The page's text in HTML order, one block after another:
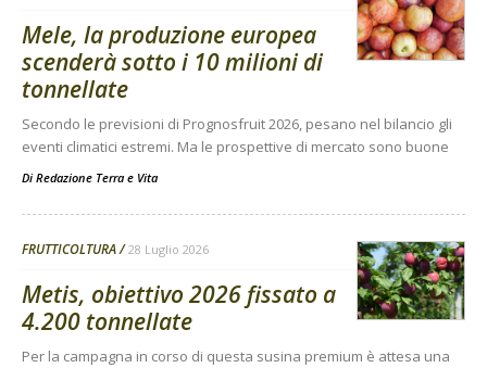
Mele, la produzione europea
scenderà sotto i 10 milioni di
tonnellate
Secondo le previsioni di Prognosfruit 2026, pesano nel bilancio gli
eventi climatici estremi. Ma le prospettive di mercato sono buone
Di Redazione Terra e Vita
FRUTTICOLTURA 28 Luglio 2026
Metis, obiettivo 2026 fissato a
4.200 tonnellate
Per la campagna in corso di questa susina premium è attesa una